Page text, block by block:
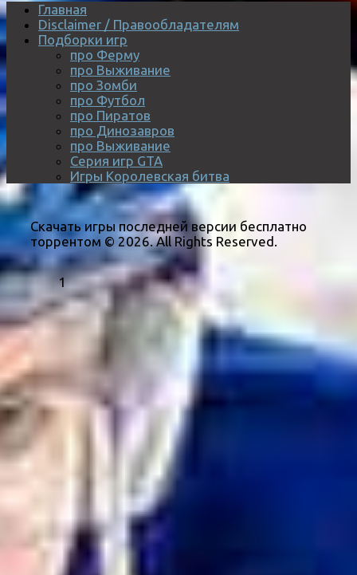
Главная
Disclaimer / Правообладателям
Подборки игр
про Ферму
про Выживание
про Зомби
про Футбол
про Пиратов
про Динозавров
про Выживание
Серия игр GTA
Игры Королевская битва
Скачать игры последней версии бесплатно
торрентом © 2026. All Rights Reserved.
1